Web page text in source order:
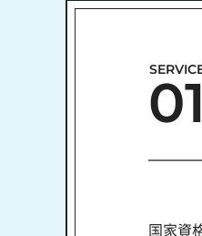
01
国家資